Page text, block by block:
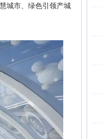
城市、绿色引领产城